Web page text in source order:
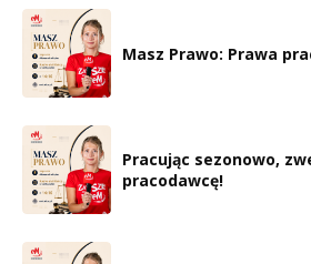
Masz Prawo: Prawa
Pracując sezonowo,
pracodawcę!